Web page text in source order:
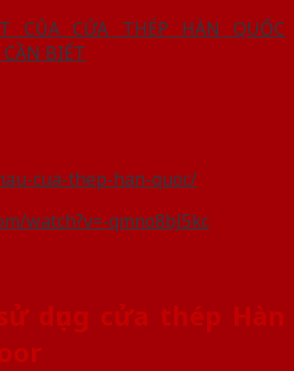
cua-thep-han-quoc/
watch?v=-qmno8bJ5kc
dụng cửa thép Hàn